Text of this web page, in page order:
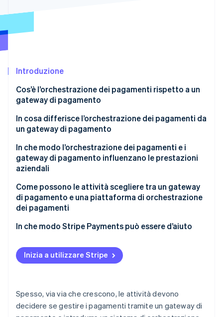
Prevenzione delle frodi
Climate
Identity
Verifica online dell'identità
Stripe Sessions 2026
Scopri come Stripe sta costruendo l'infrastruttura
Introduzione
Cos’è l’orchestrazione dei pagamenti rispetto a un
gateway di pagamento
In cosa differisce l’orchestrazione dei pagamenti da
un gateway di pagamento
Controllo e fiducia
Flessibilità di pagamento
Capacità di cambiare
Profondità dell’integrazione
In che modo l’orchestrazione dei pagamenti e i
gateway di pagamento influenzano le prestazioni
aziendali
Tassi di autorizzazione e ricavi recuperati
Affidabilità e operatività della procedura di
pagamento
Conversione del cliente
Efficienza dei costi
Velocità di espansione
Come possono le attività scegliere tra un gateway
di pagamento e una piattaforma di orchestrazione
dei pagamenti
Copertura geografica
Crescita e volume delle transazioni
Preferenze di metodo di pagamento
Tolleranza al rischio e dipendenza dai fornitori
In che modo Stripe Payments può essere d’aiuto
Inizia a utilizzare Stripe
Spesso, via via che crescono, le attività devono
decidere se gestire i pagamenti tramite un gateway di